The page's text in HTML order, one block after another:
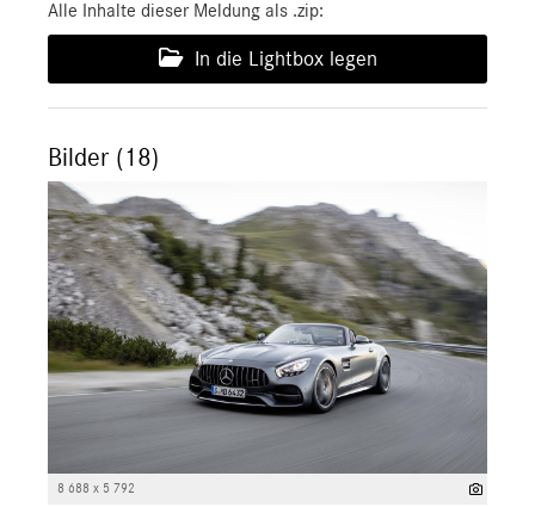
Alle Inhalte dieser Meldung als .zip:
In die Lightbox legen
Bilder (18)
8 688 x 5 792